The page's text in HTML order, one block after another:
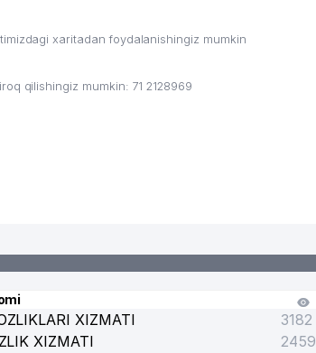
xaritadan foydalanishingiz mumkin
qilishingiz mumkin: 71 2128969
XIZMATI
3182
XIZMATI
2459